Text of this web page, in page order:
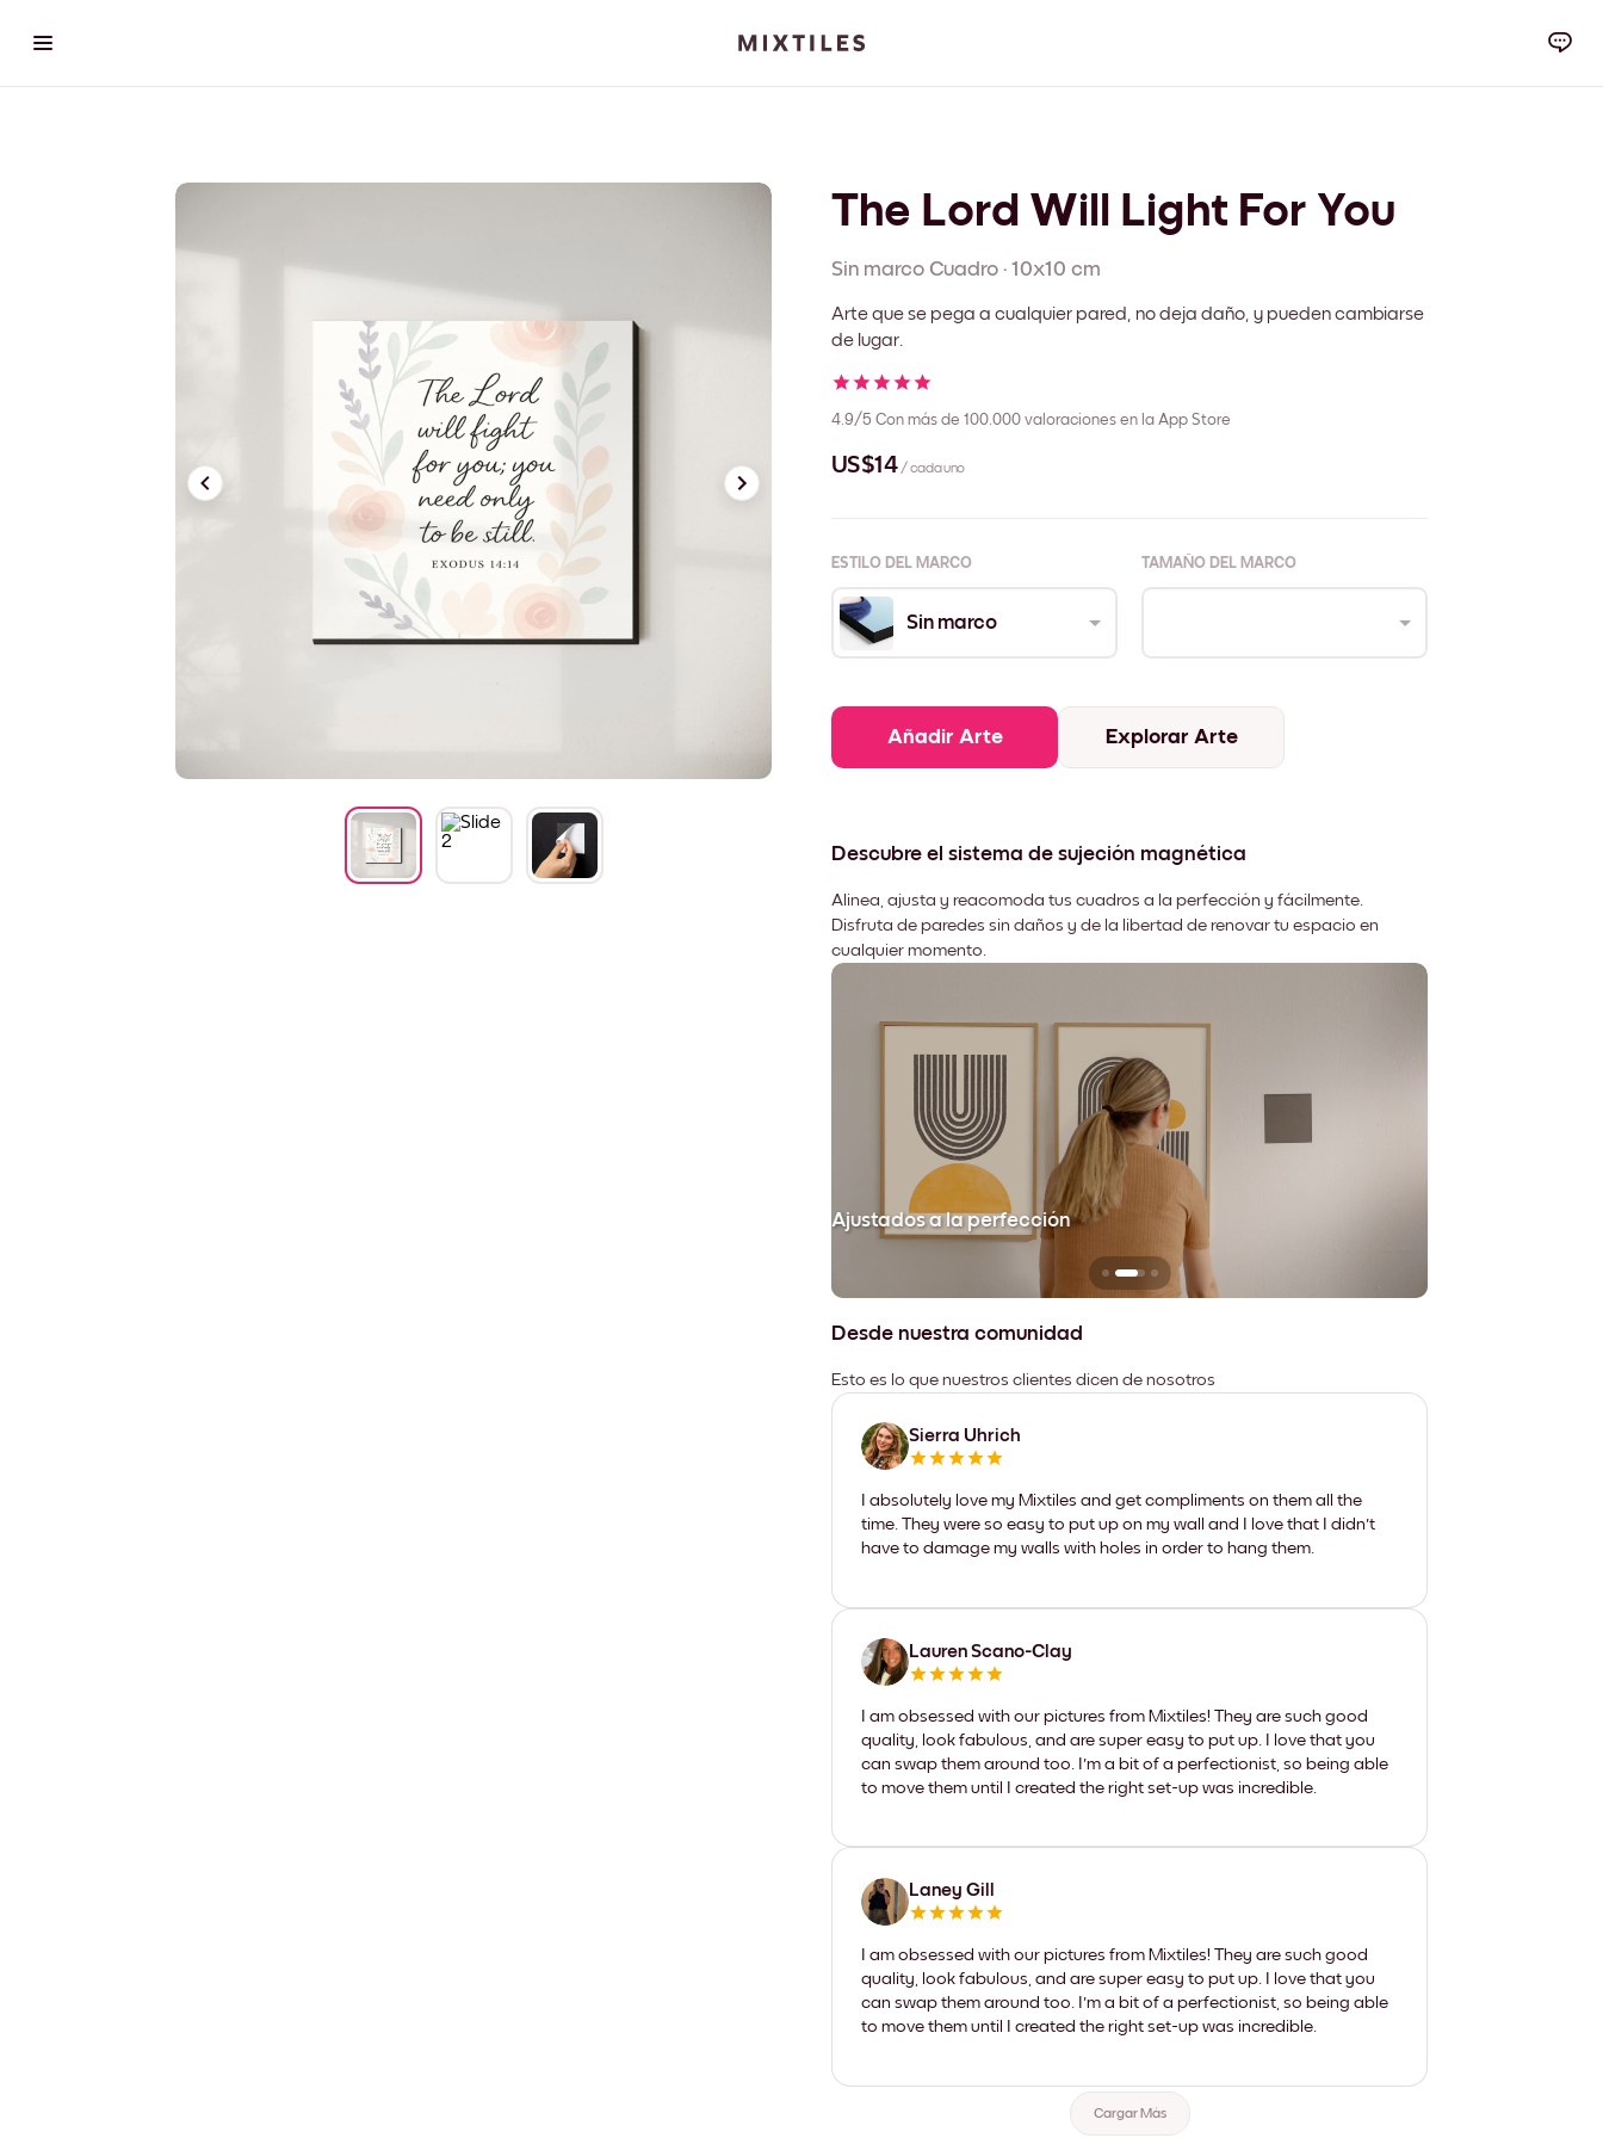
The Lord Will Light For You
Sin marco Cuadro · 10x10 cm
Arte que se pega a cualquier pared, no deja daño, y pueden cambiarse
de lugar.
4.9/5 Con más de 100.000 valoraciones en la App Store
US$14 / cada uno
ESTILO DEL MARCO TAMAÑO DEL MARCO
Sin marco
Añadir Arte Explorar Arte
Descubre el sistema de sujeción magnética
Alinea, ajusta y reacomoda tus cuadros a la perfección y fácilmente.
Disfruta de paredes sin daños y de la libertad de renovar tu espacio en
cualquier momento.
Ajustados a la perfección
Desde nuestra comunidad
Esto es lo que nuestros clientes dicen de nosotros
Sierra Uhrich
I absolutely love my Mixtiles and get compliments on them all the
time. They were so easy to put up on my wall and I love that I didn't
have to damage my walls with holes in order to hang them.
Lauren Scano-Clay
I am obsessed with our pictures from Mixtiles! They are such good
quality, look fabulous, and are super easy to put up. I love that you
can swap them around too. I'm a bit of a perfectionist, so being able
to move them until I created the right set-up was incredible.
Laney Gill
I am obsessed with our pictures from Mixtiles! They are such good
quality, look fabulous, and are super easy to put up. I love that you
can swap them around too. I'm a bit of a perfectionist, so being able
to move them until I created the right set-up was incredible.
Cargar Más